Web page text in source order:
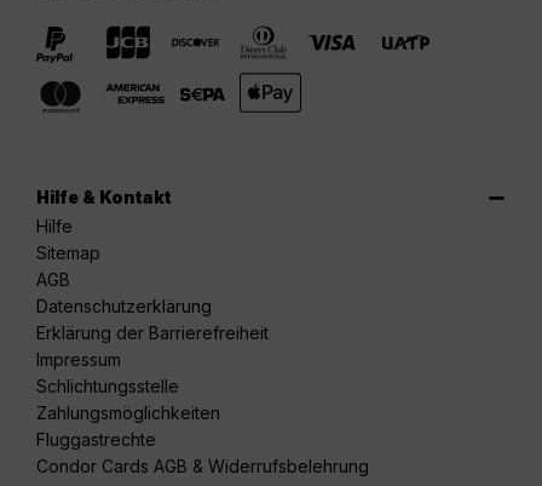
Hilfe & Kontakt
Hilfe
Sitemap
AGB
Datenschutzerklärung
Erklärung der Barrierefreiheit
Impressum
Schlichtungsstelle
Zahlungsmöglichkeiten
Fluggastrechte
Condor Cards AGB & Widerrufsbelehrung